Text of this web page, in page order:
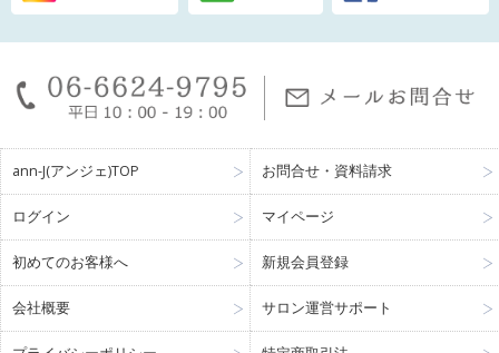
ann-J(アンジェ)TOP お問合せ・資料請求
ログイン マイページ
初めてのお客様へ 新規会員登録
会社概要 サロン運営サポート